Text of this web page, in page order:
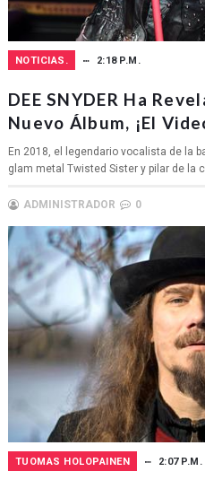
NOTICIAS. 2:18 P.M.
DEE SNYDER Ha
Nuevo Álbum, ¡el
En 2018, el legendario vocalista de la
glam metal Twisted Sister y pilar de la
ADMINISTRADOR 0
TUOMAS HOLOPAINEN 2:07 P.M.